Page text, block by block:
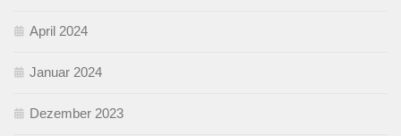
April 2024
Januar 2024
Dezember 2023